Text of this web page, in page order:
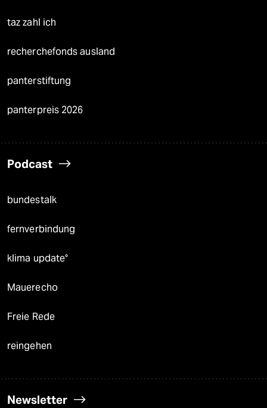
taz zahl ich
recherchefonds ausland
panterstiftung
panterpreis 2026
Podcast
bundestalk
fernverbindung
klima update°
Mauerecho
Freie Rede
reingehen
Newsletter